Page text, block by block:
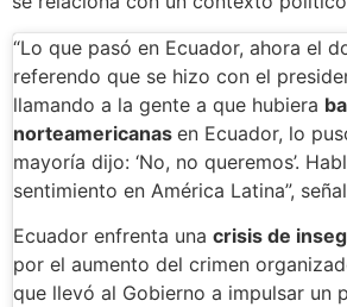
“Lo que pasó en Ecuador, ahora el
referendo que se hizo con el
llamando a la gente a que hubiera
norteamericanas en Ecuador, lo
mayoría dijo: ‘No, no queremos’.
sentimiento en América Latina”,
Ecuador enfrenta una crisis de
por el aumento del crimen
que llevó al Gobierno a impulsar un